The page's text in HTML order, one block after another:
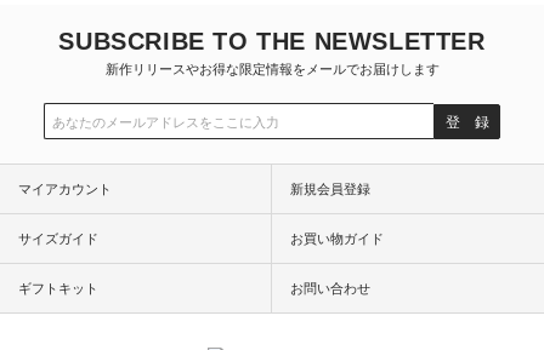
SUBSCRIBE TO THE NEWSLETTER
新作リリースやお得な限定情報をメールでお届けします
登 録
マイアカウント 新規会員登録
サイズガイド お買い物ガイド
ギフトキット お問い合わせ